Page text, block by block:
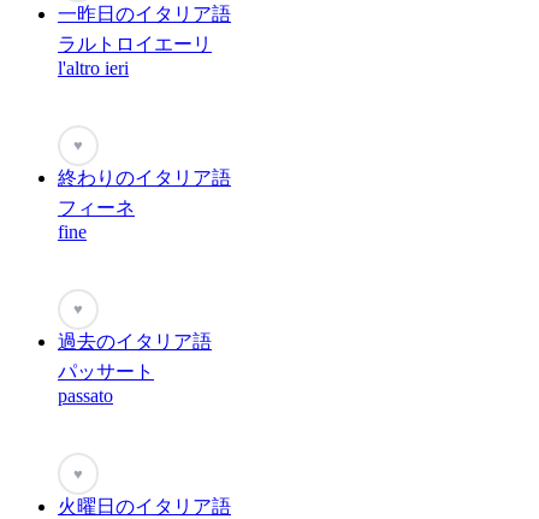
一昨日のイタリア語
ラルトロイエーリ
l'altro ieri
♥
終わりのイタリア語
フィーネ
fine
♥
過去のイタリア語
パッサート
passato
♥
火曜日のイタリア語